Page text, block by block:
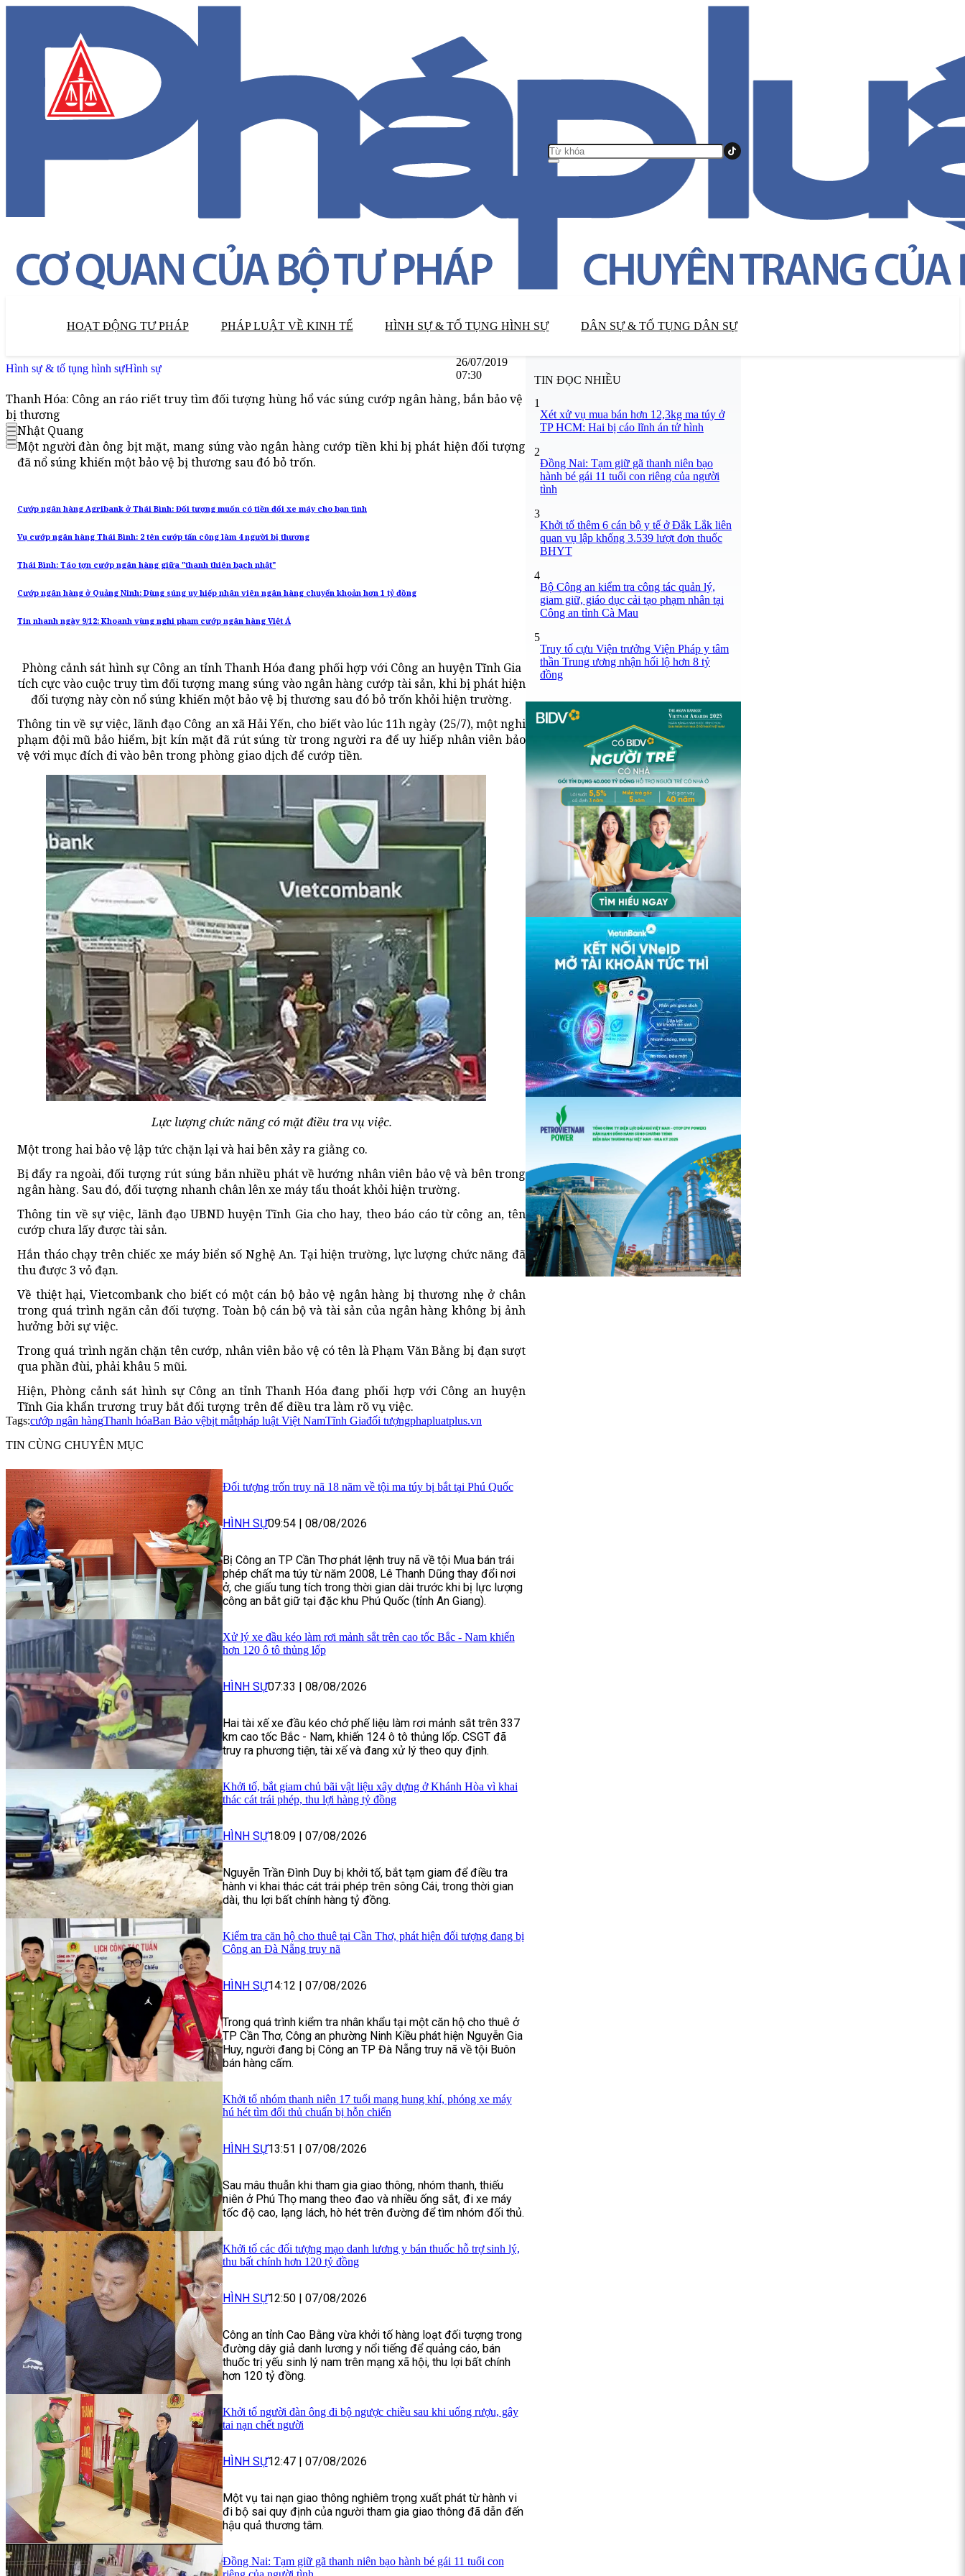
HOẠT ĐỘNG TƯ PHÁP PHÁP LUẬT VỀ KINH TẾ HÌNH SỰ & TỐ TỤNG HÌNH SỰ DÂN SỰ & TỐ TỤNG DÂN SỰ
Hình sự & tố tụng hình sựHình sự
26/07/2019
07:30
Thanh Hóa: Công an ráo riết truy tìm đối tượng hùng hổ vác súng cướp ngân hàng, bắn bảo vệ
bị thương
Nhật Quang
Một người đàn ông bịt mặt, mang súng vào ngân hàng cướp tiền khi bị phát hiện đối tượng
đã nổ súng khiến một bảo vệ bị thương sau đó bỏ trốn.
Cướp ngân hàng Agribank ở Thái Bình: Đối tượng muốn có tiền đổi xe máy cho bạn tình
Vụ cướp ngân hàng Thái Bình: 2 tên cướp tấn công làm 4 người bị thương
Thái Bình: Táo tợn cướp ngân hàng giữa "thanh thiên bạch nhật"
Cướp ngân hàng ở Quảng Ninh: Dùng súng uy hiếp nhân viên ngân hàng chuyển khoản hơn 1 tỷ đồng
Tin nhanh ngày 9/12: Khoanh vùng nghi phạm cướp ngân hàng Việt Á
Phòng cảnh sát hình sự Công an tỉnh Thanh Hóa đang phối hợp với Công an huyện Tĩnh Gia
tích cực vào cuộc truy tìm đối tượng mang súng vào ngân hàng cướp tài sản, khi bị phát hiện
đối tượng này còn nổ súng khiến một bảo vệ bị thương sau đó bỏ trốn khỏi hiện trường.
Thông tin về sự việc, lãnh đạo Công an xã Hải Yến, cho biết vào lúc 11h ngày (25/7), một nghi
phạm đội mũ bảo hiểm, bịt kín mặt đã rút súng từ trong người ra để uy hiếp nhân viên bảo
vệ với mục đích đi vào bên trong phòng giao dịch để cướp tiền.
Lực lượng chức năng có mặt điều tra vụ việc.
Một trong hai bảo vệ lập tức chặn lại và hai bên xảy ra giằng co.
Bị đẩy ra ngoài, đối tượng rút súng bắn nhiều phát về hướng nhân viên bảo vệ và bên trong
ngân hàng. Sau đó, đối tượng nhanh chân lên xe máy tẩu thoát khỏi hiện trường.
Thông tin về sự việc, lãnh đạo UBND huyện Tĩnh Gia cho hay, theo báo cáo từ công an, tên
cướp chưa lấy được tài sản.
Hắn tháo chạy trên chiếc xe máy biển số Nghệ An. Tại hiện trường, lực lượng chức năng đã
thu được 3 vỏ đạn.
Về thiệt hại, Vietcombank cho biết có một cán bộ bảo vệ ngân hàng bị thương nhẹ ở chân
trong quá trình ngăn cản đối tượng. Toàn bộ cán bộ và tài sản của ngân hàng không bị ảnh
hưởng bởi sự việc.
Trong quá trình ngăn chặn tên cướp, nhân viên bảo vệ có tên là Phạm Văn Bằng bị đạn sượt
qua phần đùi, phải khâu 5 mũi.
Hiện, Phòng cảnh sát hình sự Công an tỉnh Thanh Hóa đang phối hợp với Công an huyện
Tĩnh Gia khẩn trương truy bắt đối tượng trên để điều tra làm rõ vụ việc.
Tags:cướp ngân hàngThanh hóaBan Bảo vệbịt mắtpháp luật Việt NamTĩnh Giađối tượngphapluatplus.vn
TIN CÙNG CHUYÊN MỤC
Đối tượng trốn truy nã 18 năm về tội ma túy bị bắt tại Phú Quốc
HÌNH SỰ09:54 08/08/2026
Bị Công an TP Cần Thơ phát lệnh truy nã về tội Mua bán trái
phép chất ma túy từ năm 2008, Lê Thanh Dũng thay đổi nơi
ở, che giấu tung tích trong thời gian dài trước khi bị lực lượng
công an bắt giữ tại đặc khu Phú Quốc (tỉnh An Giang).
Xử lý xe đầu kéo làm rơi mảnh sắt trên cao tốc Bắc - Nam khiến
hơn 120 ô tô thủng lốp
HÌNH SỰ07:33 08/08/2026
Hai tài xế xe đầu kéo chở phế liệu làm rơi mảnh sắt trên 337
km cao tốc Bắc - Nam, khiến 124 ô tô thủng lốp. CSGT đã
truy ra phương tiện, tài xế và đang xử lý theo quy định.
Khởi tố, bắt giam chủ bãi vật liệu xây dựng ở Khánh Hòa vì khai
thác cát trái phép, thu lợi hàng tỷ đồng
HÌNH SỰ18:09 07/08/2026
Nguyễn Trần Đình Duy bị khởi tố, bắt tạm giam để điều tra
hành vi khai thác cát trái phép trên sông Cái, trong thời gian
dài, thu lợi bất chính hàng tỷ đồng.
Kiểm tra căn hộ cho thuê tại Cần Thơ, phát hiện đối tượng đang bị
Công an Đà Nẵng truy nã
HÌNH SỰ14:12 07/08/2026
Trong quá trình kiểm tra nhân khẩu tại một căn hộ cho thuê ở
TP Cần Thơ, Công an phường Ninh Kiều phát hiện Nguyễn Gia
Huy, người đang bị Công an TP Đà Nẵng truy nã về tội Buôn
bán hàng cấm.
Khởi tố nhóm thanh niên 17 tuổi mang hung khí, phóng xe máy
hú hét tìm đối thủ chuẩn bị hỗn chiến
HÌNH SỰ13:51 07/08/2026
Sau mâu thuẫn khi tham gia giao thông, nhóm thanh, thiếu
niên ở Phú Thọ mang theo đao và nhiều ống sắt, đi xe máy
tốc độ cao, lạng lách, hò hét trên đường để tìm nhóm đối thủ.
Khởi tố các đối tượng mạo danh lương y bán thuốc hỗ trợ sinh lý,
thu bất chính hơn 120 tỷ đồng
HÌNH SỰ12:50 07/08/2026
Công an tỉnh Cao Bằng vừa khởi tố hàng loạt đối tượng trong
đường dây giả danh lương y nổi tiếng để quảng cáo, bán
thuốc trị yếu sinh lý nam trên mạng xã hội, thu lợi bất chính
hơn 120 tỷ đồng.
Khởi tố người đàn ông đi bộ ngược chiều sau khi uống rượu, gây
tai nạn chết người
HÌNH SỰ12:47 07/08/2026
Một vụ tai nạn giao thông nghiêm trọng xuất phát từ hành vi
đi bộ sai quy định của người tham gia giao thông đã dẫn đến
hậu quả thương tâm.
Đồng Nai: Tạm giữ gã thanh niên bạo hành bé gái 11 tuổi con
TIN ĐỌC NHIỀU
1
Xét xử vụ mua bán hơn 12,3kg ma túy ở
TP HCM: Hai bị cáo lĩnh án tử hình
2
Đồng Nai: Tạm giữ gã thanh niên bạo
hành bé gái 11 tuổi con riêng của người
tình
3
Khởi tố thêm 6 cán bộ y tế ở Đắk Lắk liên
quan vụ lập khống 3.539 lượt đơn thuốc
BHYT
4
Bộ Công an kiểm tra công tác quản lý,
giam giữ, giáo dục cải tạo phạm nhân tại
Công an tỉnh Cà Mau
5
Truy tố cựu Viện trưởng Viện Pháp y tâm
thần Trung ương nhận hối lộ hơn 8 tỷ
đồng